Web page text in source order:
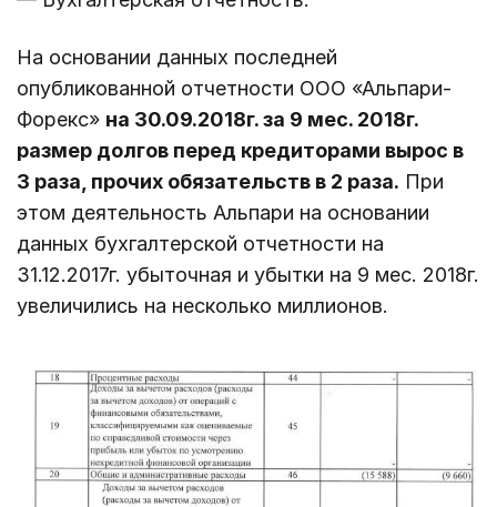
На основании данных последней
опубликованной отчетности ООО «Альпари-
Форекс» на 30.09.2018г. за 9 мес. 2018г.
размер долгов перед кредиторами вырос в
3 раза, прочих обязательств в 2 раза. При
этом деятельность Альпари на основании
данных бухгалтерской отчетности на
31.12.2017г. убыточная и убытки на 9 мес. 2018г.
увеличились на несколько миллионов.